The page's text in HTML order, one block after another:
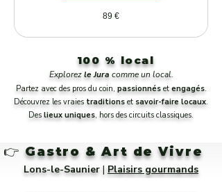
89 €
100 % local
Explorezle Jura comme un local.
Partez avec des pros du coin, passionnés et engagés.
Découvrez les vraies traditions et savoir-faire locaux.
Des lieux uniques, hors des circuits classiques.
👉 Gastro & Art de Vivre
Lons-le-Saunier | Plaisirs gourmands